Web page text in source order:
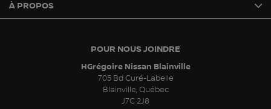
POUR NOUS JOINDRE
HGrégoire Nissan Blainville
705 Bd Curé-Labelle
Blainville,Québec
J7C 2J8
À PROPOS